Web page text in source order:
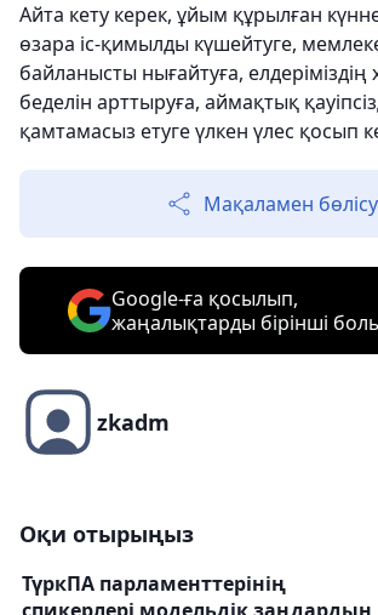
Айта кету керек, ұйым құрылған
өзара іс-қимылды күшейтуге,
байланысты нығайтуға,
беделін арттыруға, аймақтық
қамтамасыз етуге үлкен үлес қосып
Мақаламен бөлісу
Google-ға қосылып,
жаңалықтарды бірінші
zkadm
Оқи отырыңыз
ТүркПА парламенттерінің